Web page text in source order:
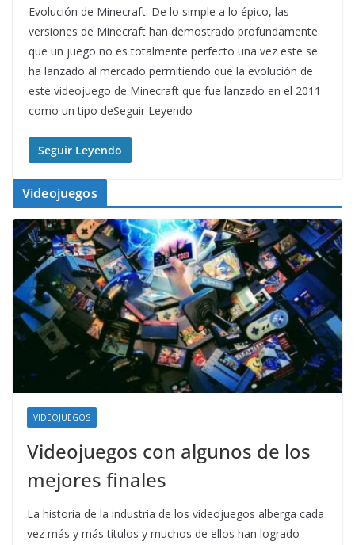
Evolución de Minecraft: De lo simple a lo épico, las
versiones de Minecraft han demostrado profundamente
que un juego no es totalmente perfecto una vez este se
ha lanzado al mercado permitiendo que la evolución de
este videojuego de Minecraft que fue lanzado en el 2011
como un tipo deSeguir Leyendo
Seguir Leyendo
Videojuegos
VIDEOJUEGOS
Videojuegos con algunos de los
mejores finales
La historia de la industria de los videojuegos alberga cada
vez más y más títulos y muchos de ellos han logrado